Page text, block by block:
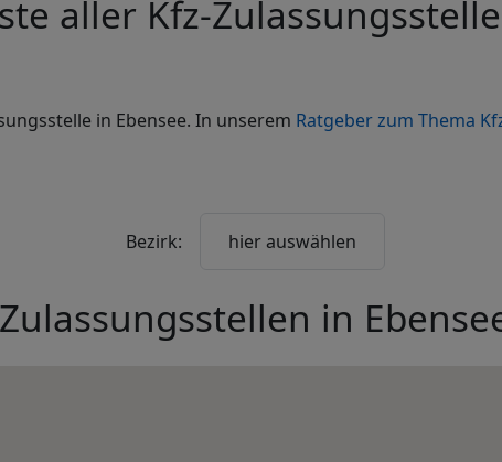
aller Kfz-
in Ebensee. In unserem Ratgeber zum Thema
Bezirk: hier auswählen
Zulassungsstellen in